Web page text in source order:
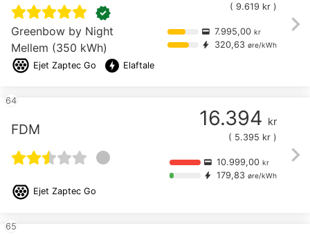
chevron_right
verified
Greenbow by Night
Mellem (350 kWh)
Ejet Zaptec Go offline_bolt Elaftale
( 9.619 kr )
credit_card 7.995,00 kr
bolt 320,63 øre/kWh
chevron_right
64
FDM
Ejet Zaptec Go
16.394 kr
( 5.395 kr )
credit_card 10.999,00 kr
bolt 179,83 øre/kWh
65